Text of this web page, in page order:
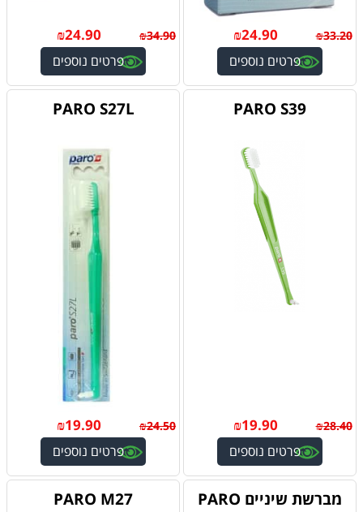
₪33.20
₪24.90
פרטים נוספים
₪34.90
₪24.90
פרטים נוספים
PARO S39
₪28.40
₪19.90
פרטים נוספים
PARO S27L
₪24.50
₪19.90
פרטים נוספים
מברשת שיניים PARO
PARO M27